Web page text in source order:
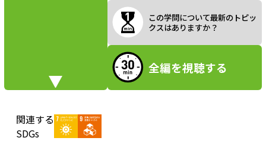
V
i
この学問について最新のトピッ
クスはありますか？
全編を視聴する
関連する
SDGs